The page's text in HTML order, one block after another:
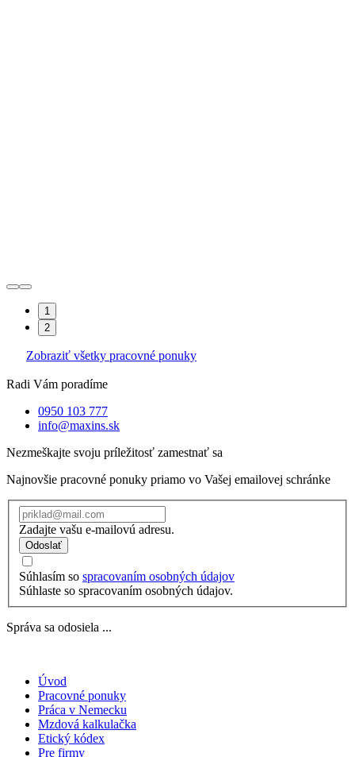
1
2
Zobraziť všetky pracovné ponuky
Radi Vám poradíme
0950 103 777
info@maxins.sk
Nezmeškajte svoju príležitosť zamestnať sa
Najnovšie pracovné ponuky priamo vo Vašej emailovej schránke
Zadajte vašu e-mailovú adresu.
Odoslať
Súhlasím so spracovaním osobných údajov
Súhlaste so spracovaním osobných údajov.
Správa sa odosiela ...
Úvod
Pracovné ponuky
Práca v Nemecku
Mzdová kalkulačka
Etický kódex
Pre firmy